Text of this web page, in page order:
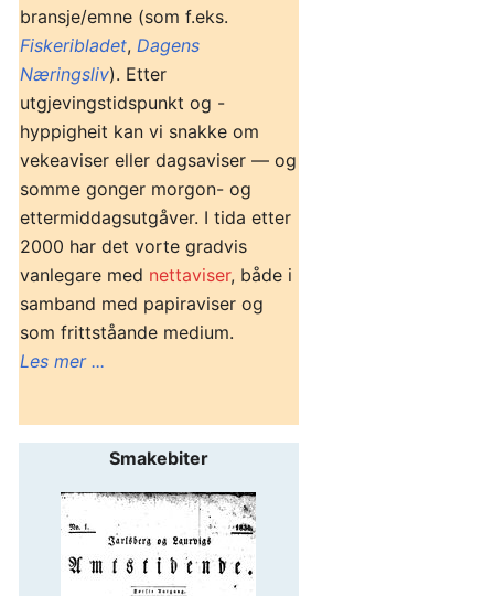
bransje/emne (som f.eks.
Fiskeribladet, Dagens
Næringsliv). Etter
utgjevingstidspunkt og -
hyppigheit kan vi snakke om
vekeaviser eller dagsaviser — og
somme gonger morgon- og
ettermiddagsutgåver. I tida etter
2000 har det vorte gradvis
vanlegare med nettaviser, både i
samband med papiraviser og
som frittståande medium.
Les mer ...
Smakebiter